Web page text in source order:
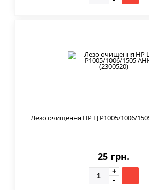
Лезо очищення HP LJ P1005/1006/
25 грн.